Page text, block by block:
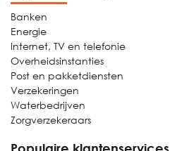
Banken
Energie
Internet, TV en telefonie
Overheidsinstanties
Post en pakketdiensten
Verzekeringen
Waterbedrijven
Zorgverzekeraars